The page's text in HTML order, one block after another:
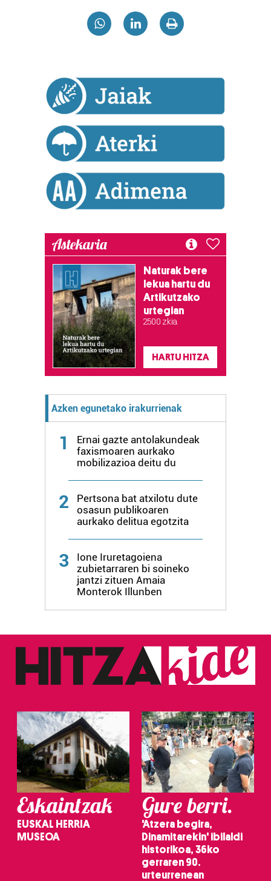
Bazkide batzuek ez dizute baimenik eskatzen, eta beren
interes komertzial legitimoetan babesten dira. Ikusi gure
dezakezun ikusteko.
Lortu zure datu pertsonalak prozesatzeko moduari
datuen atalean. Edozein unetan alda edo ken dezakezu
zure baimena Cookieen adierazpenean.
Webgune honek cookie propioak eta hirugarrenen cookie-
fitxategiak erabiltzen ditu. Zure esperientzia eta
zerbitzuak hobetzeko asmoz, cookie teknologiaz
erabiltzeko baimen esplizitua ematen diguzu.Gehiago
Astekaria
Naturak bere
lekua hartu du
Artikutzako
urtegian
2.500 zkia.
HARTU HITZA
Azken egunetako irakurrienak
1
Ernai gazte antolakundeak
faxismoaren aurkako
mobilizazioa deitu du
2
Pertsona bat atxilotu dute
osasun publikoaren
aurkako delitua egotzita
3
Ione Iruretagoiena
zubietarraren bi soineko
jantzi zituen Amaia
Monterok Illunben
Eskaintzak
EUSKAL HERRIA
MUSEOA
Gure berri.
'Atzera begira,
Dinamitarekin' ibilaldi
historikoa, 36ko
gerraren 90.
urteurrenean